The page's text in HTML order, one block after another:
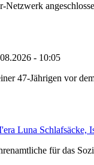
- 10:05
47-Jährigen vor
Luna Schlafsäcke,
für das